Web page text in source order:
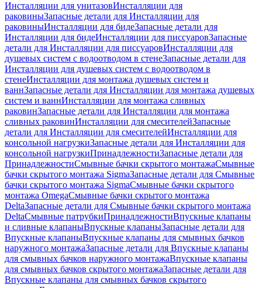
Инсталляции для унитазовИнсталляции для
раковиныЗапасные детали для Инсталляции для
раковиныИнсталляции для бидеЗапасные детали для
Инсталляции для бидеИнсталляции для писсуаровЗапасные
детали для Инсталляции для писсуаровИнсталляции для
душевых систем с водоотводом в стенеЗапасные детали для
Инсталляции для душевых систем с водоотводом в
стенеИнсталляции для монтажа душевых систем и
ваннЗапасные детали для Инсталляции для монтажа душевых
систем и ваннИнсталляции для монтажа сливных
раковинЗапасные детали для Инсталляции для монтажа
сливных раковинИнсталляции для смесителейЗапасные
детали для Инсталляции для смесителейИнсталляции для
консольной нагрузкиЗапасные детали для Инсталляции для
консольной нагрузкиПринадлежностиЗапасные детали для
ПринадлежностиСмывные бачки скрытого монтажаСмывные
бачки скрытого монтажа SigmaЗапасные детали для Смывные
бачки скрытого монтажа SigmaСмывные бачки скрытого
монтажа OmegaСмывные бачки скрытого монтажа
DeltaЗапасные детали для Смывные бачки скрытого монтажа
DeltaСмывные патрубкиПринадлежностиВпускные клапаны
и сливные клапаныВпускные клапаныЗапасные детали для
Впускные клапаныВпускные клапаны для смывных бачков
наружного монтажаЗапасные детали для Впускные клапаны
для смывных бачков наружного монтажаВпускные клапаны
для смывных бачков скрытого монтажаЗапасные детали для
Впускные клапаны для смывных бачков скрытого